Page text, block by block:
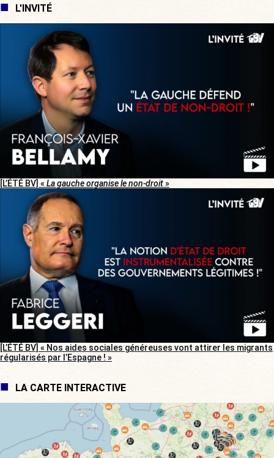
L'INVITÉ
[L’ÉTÉ BV] « La gauche organise le non-droit»
[L’ÉTÉ BV] « Nos aides sociales généreuses vont attirer les migrants
régularisés par l’Espagne ! »
LA CARTE INTERACTIVE